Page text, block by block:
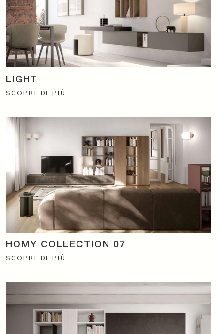
LIGHT
SCOPRI DI PIÙ
HOMY COLLECTION 07
SCOPRI DI PIÙ